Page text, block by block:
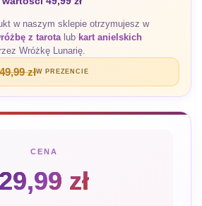
w naszym sklepie otrzymujesz w
z tarotalub kart anielskich
Wróżkę Lunarię.
złW PREZENCIE
CENA
29,99 zł